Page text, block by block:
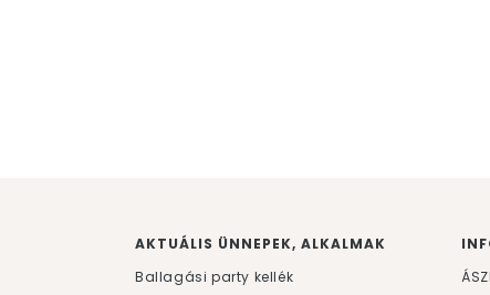
AKTUÁLIS ÜNNEPEK, ALKALMAK
Ballagási party kellék